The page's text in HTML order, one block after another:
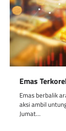
Emas
Emas berbalik
aksi ambil
Jumat…